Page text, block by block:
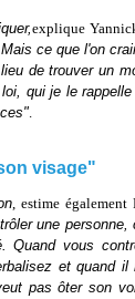
explique
Mais ce que l'on
de trouver un
qui je le
.
visage"
, estime également
une personne,
Quand vous
et quand il
pas ôter son